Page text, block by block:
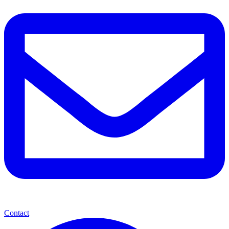
Contact